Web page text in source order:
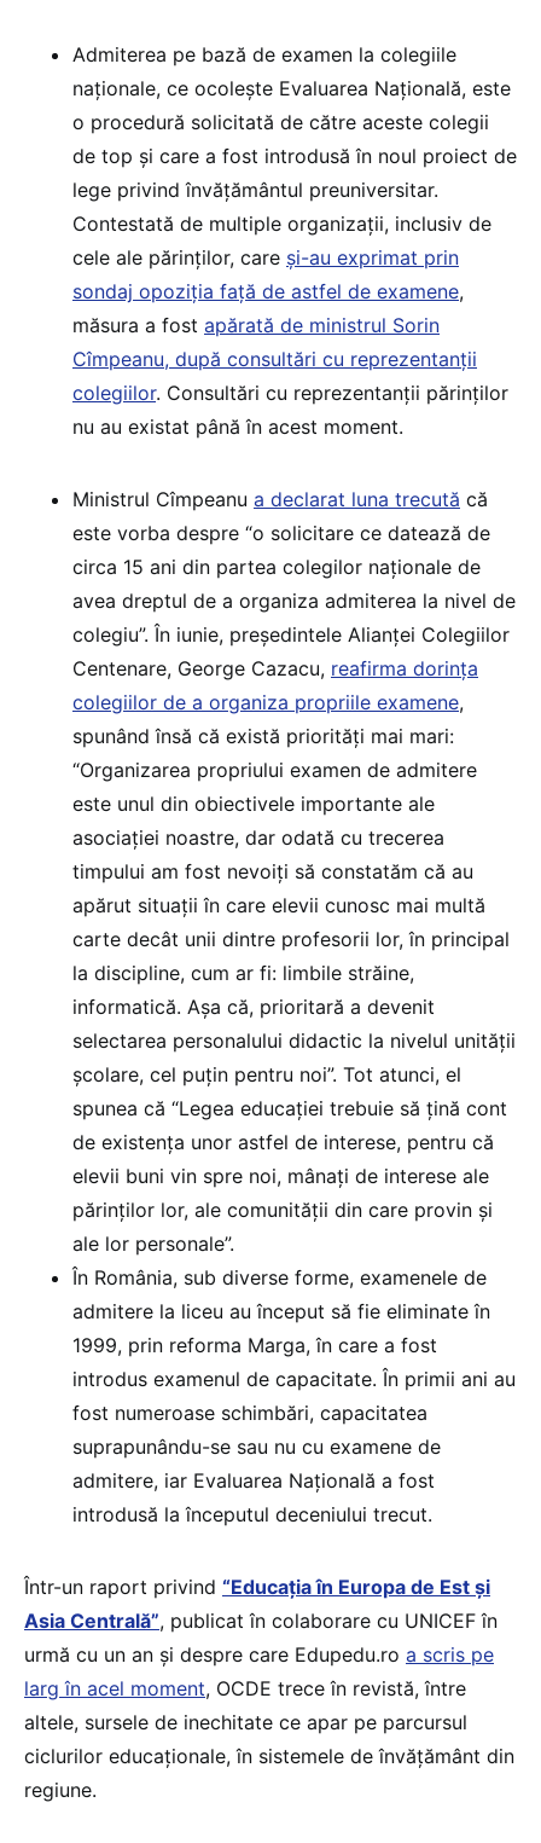
Admiterea pe bază de examen la colegiile
naționale, ce ocolește Evaluarea Națională, este
o procedură solicitată de către aceste colegii
de top și care a fost introdusă în noul proiect de
lege privind învățământul preuniversitar.
Contestată de multiple organizații, inclusiv de
cele ale părinților, care și-au exprimat prin
sondaj opoziția față de astfel de examene,
măsura a fost apărată de ministrul Sorin
Cîmpeanu, după consultări cu reprezentanții
colegiilor. Consultări cu reprezentanții părinților
nu au existat până în acest moment.
Ministrul Cîmpeanu a declarat luna trecută că
este vorba despre “o solicitare ce datează de
circa 15 ani din partea colegilor naționale de
avea dreptul de a organiza admiterea la nivel de
colegiu”. În iunie, președintele Alianței Colegiilor
Centenare, George Cazacu, reafirma dorința
colegiilor de a organiza propriile examene,
spunând însă că există priorități mai mari:
“Organizarea propriului examen de admitere
este unul din obiectivele importante ale
asociației noastre, dar odată cu trecerea
timpului am fost nevoiți să constatăm că au
apărut situații în care elevii cunosc mai multă
carte decât unii dintre profesorii lor, în principal
la discipline, cum ar fi: limbile străine,
informatică. Așa că, prioritară a devenit
selectarea personalului didactic la nivelul unității
școlare, cel puțin pentru noi”. Tot atunci, el
spunea că “Legea educației trebuie să țină cont
de existența unor astfel de interese, pentru că
elevii buni vin spre noi, mânați de interese ale
părinților lor, ale comunității din care provin și
ale lor personale”.
În România, sub diverse forme, examenele de
admitere la liceu au început să fie eliminate în
1999, prin reforma Marga, în care a fost
introdus examenul de capacitate. În primii ani au
fost numeroase schimbări, capacitatea
suprapunându-se sau nu cu examene de
admitere, iar Evaluarea Națională a fost
introdusă la începutul deceniului trecut.
Într-un raport privind “Educația în Europa de Est și
Asia Centrală”, publicat în colaborare cu UNICEF în
urmă cu un an și despre care Edupedu.ro a scris pe
larg în acel moment, OCDE trece în revistă, între
altele, sursele de inechitate ce apar pe parcursul
ciclurilor educaționale, în sistemele de învățământ din
regiune.